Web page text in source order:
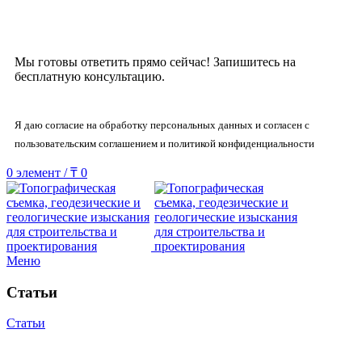
Мы готовы ответить прямо сейчас! Запишитесь на
бесплатную консультацию.
Я даю согласие на обработку персональных данных и согласен с
пользовательским соглашением и политикой конфиденциальности
0 элемент / ₸ 0
Меню
Статьи
Статьи